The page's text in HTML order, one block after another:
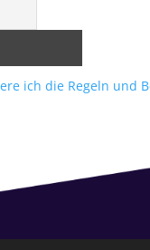
ich die Regeln und